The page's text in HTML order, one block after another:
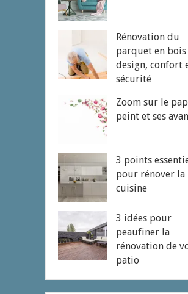
Rénovation du
parquet en bois
design, confort
sécurité
Zoom sur le
peint et ses
3 points
pour rénover la
cuisine
3 idées pour
peaufiner la
rénovation de
patio